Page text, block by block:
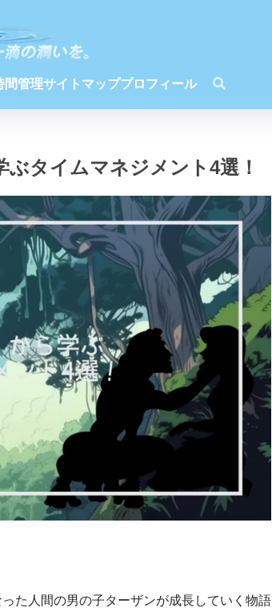
間管理サイトマッププロフィール
ぶタイムマネジメント4選！
た人間の男の子ターザンが成長していく物語